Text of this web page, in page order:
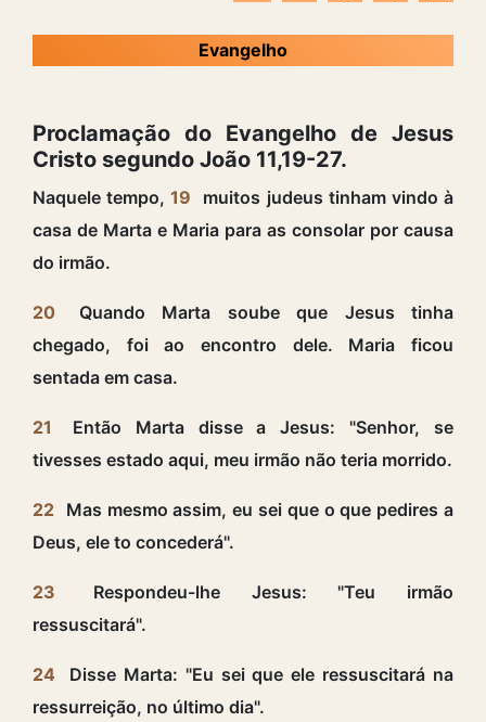
Evangelho
Proclamação do Evangelho de Jesus
Cristo segundo João 11,19-27.
Naquele tempo,19
muitos judeus tinham vindo à
casa de Marta e Maria para as consolar por causa
do irmão.
20
Quando Marta soube que Jesus tinha
chegado, foi ao encontro dele. Maria ficou
sentada em casa.
21
Então Marta disse a Jesus: "Senhor, se
tivesses estado aqui, meu irmão não teria morrido.
22 Mas mesmo assim, eu sei que o que pedires a
Deus, ele to concederá".
23
Respondeu-lhe Jesus: "Teu irmão
ressuscitará".
24
Disse Marta: "Eu sei que ele ressuscitará na
ressurreição, no último dia".